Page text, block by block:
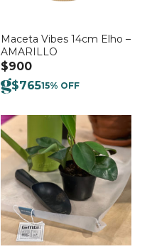
Maceta Vibes 14cm Elho –
AMARILLO
$900
$76515% OFF